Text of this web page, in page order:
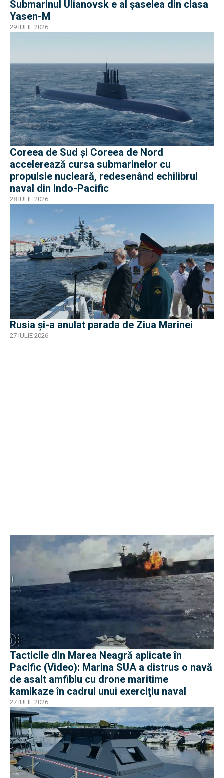
Submarinul Ulianovsk e al șaselea din clasa
Yasen-M
29 IULIE 2026
Coreea de Sud și Coreea de Nord
accelerează cursa submarinelor cu
propulsie nucleară, redesenând echilibrul
naval din Indo-Pacific
28 IULIE 2026
Rusia și-a anulat parada de Ziua Marinei
27 IULIE 2026
Tacticile din Marea Neagră aplicate în
Pacific (Video): Marina SUA a distrus o navă
de asalt amfibiu cu drone maritime
kamikaze în cadrul unui exerciţiu naval
27 IULIE 2026